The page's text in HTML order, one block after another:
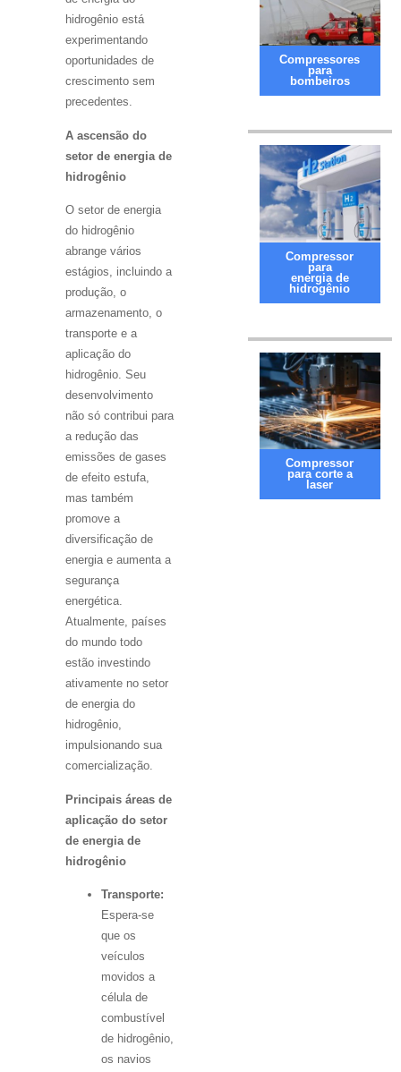
hidrogênio está
experimentando
oportunidades de
crescimento sem
precedentes.
A ascensão do
setor de energia de
hidrogênio
O setor de energia
do hidrogênio
abrange vários
estágios, incluindo a
produção, o
armazenamento, o
transporte e a
aplicação do
hidrogênio. Seu
desenvolvimento
não só contribui para
a redução das
emissões de gases
de efeito estufa,
mas também
promove a
diversificação de
energia e aumenta a
segurança
energética.
Atualmente, países
do mundo todo
estão investindo
ativamente no setor
de energia do
hidrogênio,
impulsionando sua
comercialização.
Principais áreas de
aplicação do setor
de energia de
hidrogênio
Transporte:
Espera-se
que os
veículos
movidos a
célula de
combustível
de hidrogênio,
os navios
Compressores
para
bombeiros
Compressor
para
energia de
hidrogênio
Compressor
para corte a
laser